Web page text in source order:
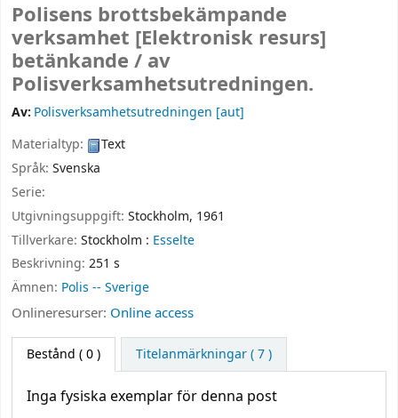
Polisens brottsbekämpande
verksamhet [Elektronisk resurs]
betänkande / av
Polisverksamhetsutredningen.
Av: Polisverksamhetsutredningen [aut]
Materialtyp:
Text
Språk: Svenska
Serie:
Utgivningsuppgift: Stockholm, 1961
Tillverkare: Stockholm : Esselte
Beskrivning: 251 s
Ämnen: Polis -- Sverige
Onlineresurser: Online access
Bestånd ( 0 ) Titelanmärkningar ( 7 )
Inga fysiska exemplar för denna post